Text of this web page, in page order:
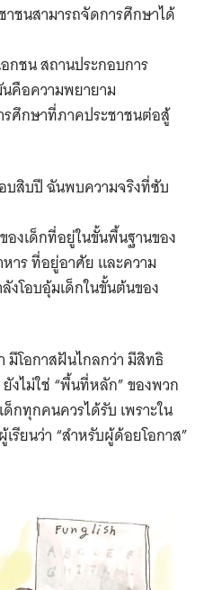
าชนสามารถจัดการศึกษาได้
กชน สถานประกอบการ
คือความพยายาม
รศึกษาที่ภาคประชาชนต่อสู้
บสิบปี ฉันพบความจริงที่ซับ
องเด็กที่อยู่ในขั้นพื้นฐานของ
าร ที่อยู่อาศัย และความ
โอบอุ้มเด็กในขั้นต้นของ
โอกาสฝันไกลกว่า มีสิทธิ
งไม่ใช่ “พื้นที่หลัก” ของพวก
กทุกคนควรได้รับ เพราะใน
ยนว่า “สำหรับผู้ด้อยโอกาส”